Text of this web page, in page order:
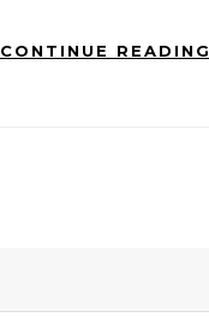
CONTINUE READING